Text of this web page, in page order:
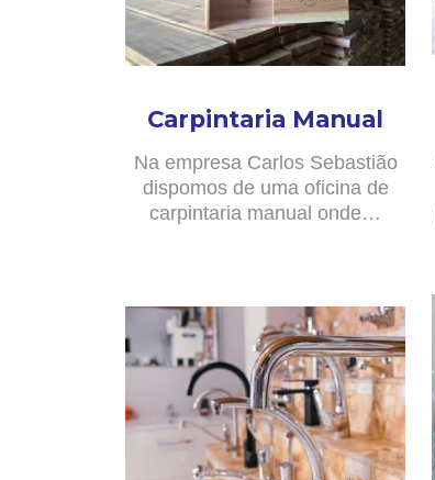
Carpintaria Manual
Na empresa Carlos Sebastião
dispomos de uma oficina de
carpintaria manual onde…